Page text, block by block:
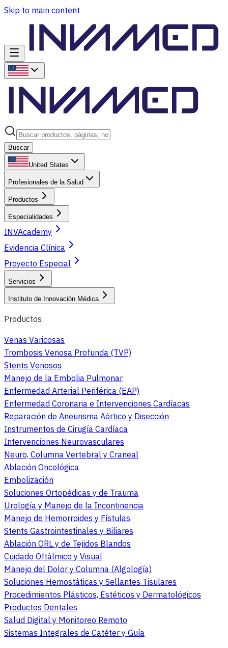
Skip to main content
Buscar
United States
Profesionales de la Salud
Productos
Especialidades
INVAcademy
Evidencia Clínica
Proyecto Especial
Servicios
Instituto de Innovación Médica
Productos
Venas Varicosas
Trombosis Venosa Profunda (TVP)
Stents Venosos
Manejo de la Embolia Pulmonar
Enfermedad Arterial Periférica (EAP)
Enfermedad Coronaria e Intervenciones Cardíacas
Reparación de Aneurisma Aórtico y Disección
Instrumentos de Cirugía Cardíaca
Intervenciones Neurovasculares
Neuro, Columna Vertebral y Craneal
Ablación Oncológica
Embolización
Soluciones Ortopédicas y de Trauma
Urología y Manejo de la Incontinencia
Manejo de Hemorroides y Fístulas
Stents Gastrointestinales y Biliares
Ablación ORL y de Tejidos Blandos
Cuidado Oftálmico y Visual
Manejo del Dolor y Columna (Algología)
Soluciones Hemostáticas y Sellantes Tisulares
Procedimientos Plásticos, Estéticos y Dermatológicos
Productos Dentales
Salud Digital y Monitoreo Remoto
Sistemas Integrales de Catéter y Guía